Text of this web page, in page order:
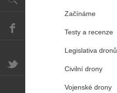
Začínáme
Testy a recenze
Legislativa dronů
Civilní drony
Vojenské drony